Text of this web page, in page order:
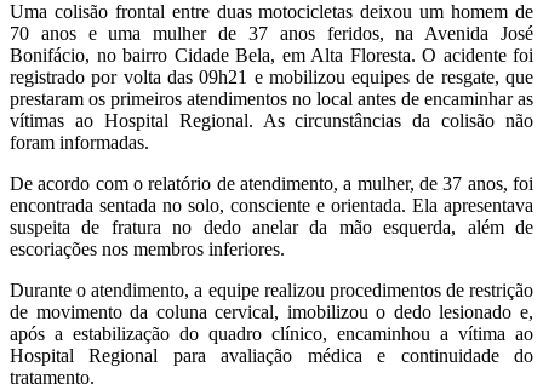
Uma colisão frontal entre duas motocicletas deixou um homem de
70 anos e uma mulher de 37 anos feridos, na Avenida José
Bonifácio, no bairro Cidade Bela, em Alta Floresta. O acidente foi
registrado por volta das 09h21 e mobilizou equipes de resgate, que
prestaram os primeiros atendimentos no local antes de encaminhar as
vítimas ao Hospital Regional. As circunstâncias da colisão não
foram informadas.
De acordo com o relatório de atendimento, a mulher, de 37 anos, foi
encontrada sentada no solo, consciente e orientada. Ela apresentava
suspeita de fratura no dedo anelar da mão esquerda, além de
escoriações nos membros inferiores.
Durante o atendimento, a equipe realizou procedimentos de restrição
de movimento da coluna cervical, imobilizou o dedo lesionado e,
após a estabilização do quadro clínico, encaminhou a vítima ao
Hospital Regional para avaliação médica e continuidade do
tratamento.